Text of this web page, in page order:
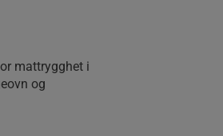
mattrygghet i
og